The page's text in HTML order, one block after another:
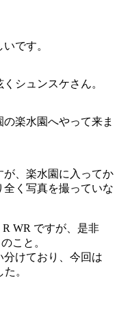
です。
シュンスケさん。
楽水園へやって来ま
、楽水園に入ってか
く写真を撮っていな
WR ですが、是非
こと。
分けており、今回は
。